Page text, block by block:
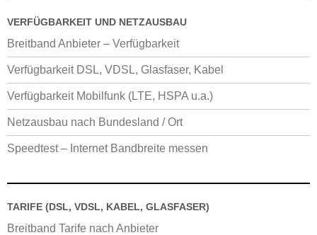
VERFÜGBARKEIT UND NETZAUSBAU
Breitband Anbieter – Verfügbarkeit
Verfügbarkeit DSL, VDSL, Glasfaser, Kabel
Verfügbarkeit Mobilfunk (LTE, HSPA u.a.)
Netzausbau nach Bundesland / Ort
Speedtest – Internet Bandbreite messen
TARIFE (DSL, VDSL, KABEL, GLASFASER)
Breitband Tarife nach Anbieter